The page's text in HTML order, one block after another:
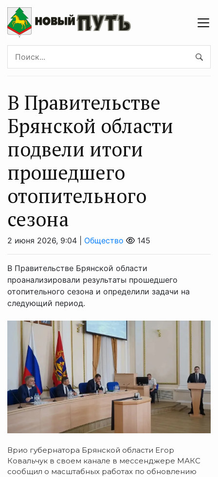
В Правительстве
Брянской области
подвели итоги
прошедшего
отопительного
сезона
2 июня 2026, 9:04 | Общество 145
В Правительстве Брянской области
проанализировали результаты прошедшего
отопительного сезона и определили задачи на
следующий период.
Врио губернатора Брянской области Егор
Ковальчук в своем канале в мессенджере МАКС
сообщил о масштабных работах по обновлению